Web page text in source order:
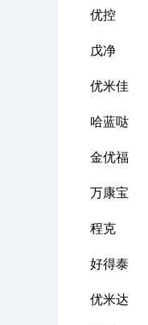
优控
戊净
优米佳
哈蓝哒
金优福
万康宝
程克
好得泰
优米达